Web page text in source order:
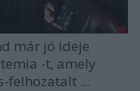
már jó ideje
-t, amely
felhozatalt ...